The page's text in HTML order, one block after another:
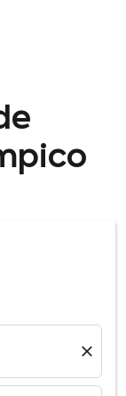
close